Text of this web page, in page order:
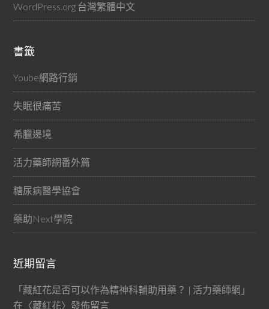
WordPress.org 台灣繁體中文
書籤
Yoube網路行銷
失眠很痛苦
希臘邊境
活力藥師網番外篇
糖尿病醫學協會
藥助Next學院
近期留言
「藏紅花是否可以作為精神科輔助用藥？ | 活力藥師網 」
在〈藏紅花〉發佈留言